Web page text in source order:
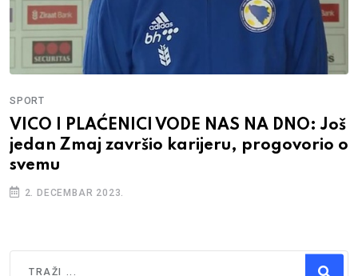
SPORT
VICO I PLAĆENICI VODE NAS NA DNO: Još
jedan Zmaj završio karijeru, progovorio o
svemu
2. DECEMBAR 2023.